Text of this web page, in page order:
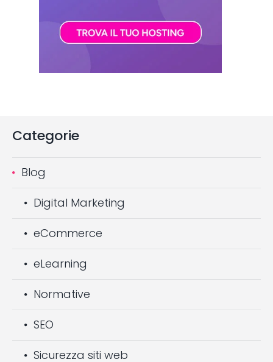
Categorie
Blog
Digital Marketing
eCommerce
eLearning
Normative
SEO
Sicurezza siti web